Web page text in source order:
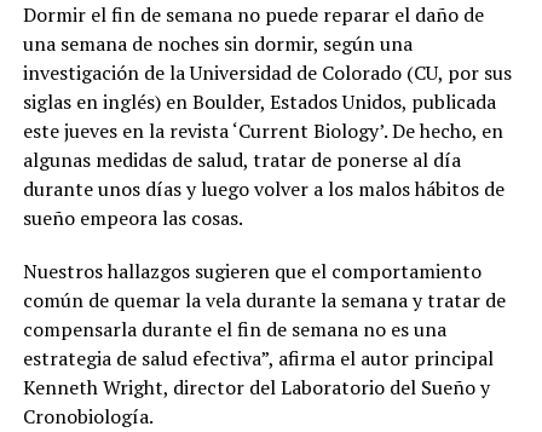
Dormir el fin de semana no puede reparar el daño de
una semana de noches sin dormir, según una
investigación de la Universidad de Colorado (CU, por sus
siglas en inglés) en Boulder, Estados Unidos, publicada
este jueves en la revista ‘Current Biology’. De hecho, en
algunas medidas de salud, tratar de ponerse al día
durante unos días y luego volver a los malos hábitos de
sueño empeora las cosas.
Nuestros hallazgos sugieren que el comportamiento
común de quemar la vela durante la semana y tratar de
compensarla durante el fin de semana no es una
estrategia de salud efectiva”, afirma el autor principal
Kenneth Wright, director del Laboratorio del Sueño y
Cronobiología.